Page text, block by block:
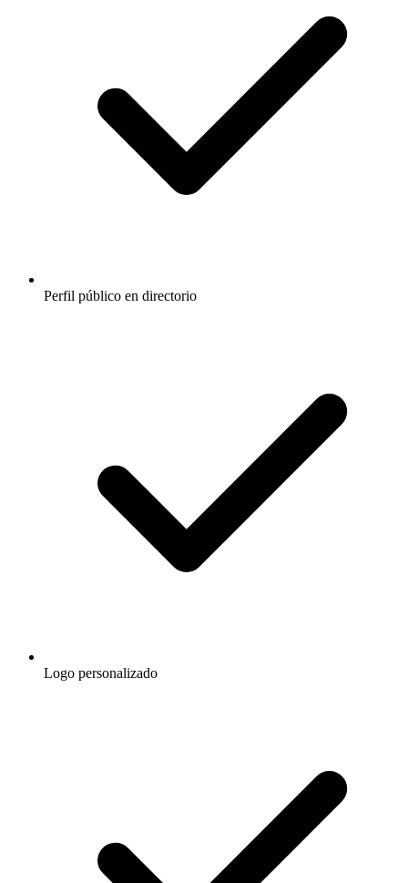
Perfil público en directorio
Logo personalizado